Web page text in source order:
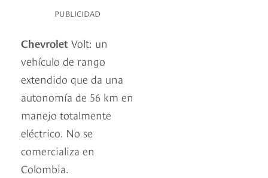
PUBLICIDAD
Chevrolet Volt: un
vehículo de rango
extendido que da una
autonomía de 56 km en
manejo totalmente
eléctrico. No se
comercializa en
Colombia.